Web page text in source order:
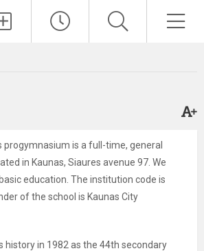
progymnasium is a full-time, general
in Kaunas, Siaures avenue 97. We
education. The institution code is
of the school is Kaunas City
history in 1982 as the 44th secondary